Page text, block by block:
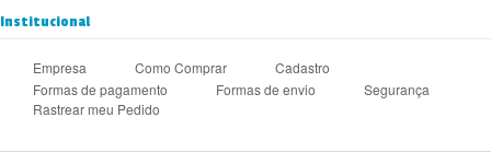
Institucional
Empresa Como Comprar
Cadastro
Formas de pagamento
Formas de envio
Segurança
Rastrear meu Pedido